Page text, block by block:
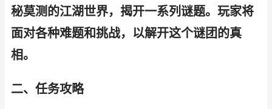
秘莫测的江湖世界，揭开一系列谜题。玩家将
面对各种难题和挑战，以解开这个谜团的真
相。
二、任务攻略